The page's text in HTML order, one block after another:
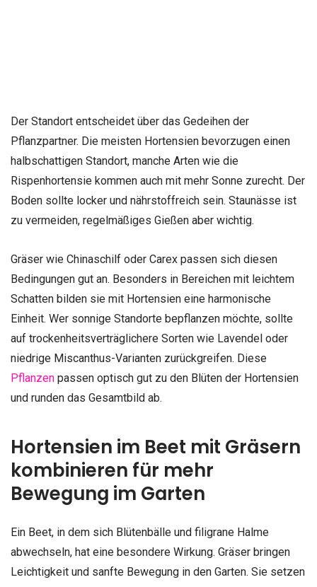
Der Standort entscheidet über das Gedeihen der
Pflanzpartner. Die meisten Hortensien bevorzugen einen
halbschattigen Standort, manche Arten wie die
Rispenhortensie kommen auch mit mehr Sonne zurecht. Der
Boden sollte locker und nährstoffreich sein. Staunässe ist
zu vermeiden, regelmäßiges Gießen aber wichtig.
Gräser wie Chinaschilf oder Carex passen sich diesen
Bedingungen gut an. Besonders in Bereichen mit leichtem
Schatten bilden sie mit Hortensien eine harmonische
Einheit. Wer sonnige Standorte bepflanzen möchte, sollte
auf trockenheitsverträglichere Sorten wie Lavendel oder
niedrige Miscanthus-Varianten zurückgreifen. Diese
Pflanzen passen optisch gut zu den Blüten der Hortensien
und runden das Gesamtbild ab.
Hortensien im Beet mit Gräsern
kombinieren für mehr
Bewegung im Garten
Ein Beet, in dem sich Blütenbälle und filigrane Halme
abwechseln, hat eine besondere Wirkung. Gräser bringen
Leichtigkeit und sanfte Bewegung in den Garten. Sie setzen